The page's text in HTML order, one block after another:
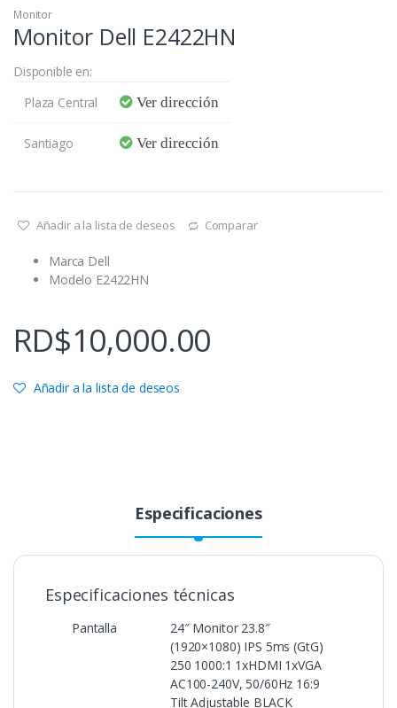
Monitor
Monitor Dell E2422HN
Disponible en:
Plaza Central
Ver dirección
Santiago Ver dirección
Añadir a la lista de deseos Comparar
Marca Dell
Modelo E2422HN
RD$10,000.00
Añadir a la lista de deseos
Especificaciones
Especificaciones técnicas
Pantalla
24″ Monitor 23.8″
(1920×1080) IPS 5ms (GtG)
250 1000:1 1xHDMI 1xVGA
AC100-240V, 50/60Hz 16:9
Tilt Adjustable BLACK